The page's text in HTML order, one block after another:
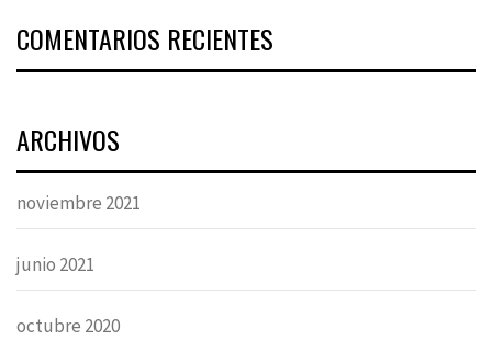
COMENTARIOS RECIENTES
ARCHIVOS
noviembre 2021
junio 2021
octubre 2020